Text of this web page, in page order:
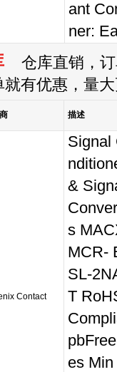
ant
ner:
仓库直销，订
就有优惠，量
描述
Contact
Signal
&
s
MCR-
SL-
T
es Min